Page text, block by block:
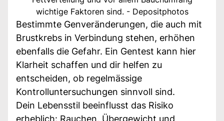
wichtige Faktoren sind. - Depositphotos
Bestimmte Genveränderungen, die auch mit
Brustkrebs in Verbindung stehen, erhöhen
ebenfalls die Gefahr. Ein Gentest kann hier
Klarheit schaffen und dir helfen zu
entscheiden, ob regelmässige
Kontrolluntersuchungen sinnvoll sind.
Dein Lebensstil beeinflusst das Risiko
erheblich: Rauchen, Übergewicht und